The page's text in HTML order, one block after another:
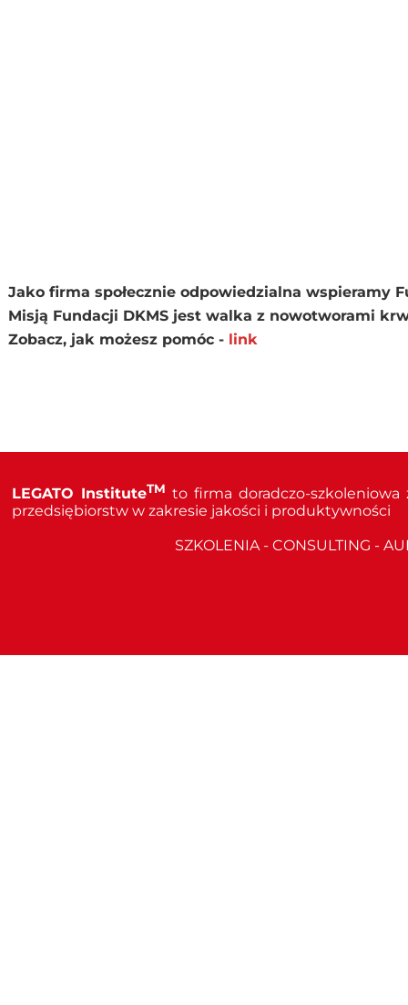
Jako firma społecznie odpowiedzialna wspieramy
Misją Fundacji DKMS jest walka z nowotworami
Zobacz, jak możesz pomóc - link
LEGATO InstituteTM to firma doradczo-szkoleniowa
przedsiębiorstw w zakresie jakości i produktywności
SZKOLENIA - CONSULTING -